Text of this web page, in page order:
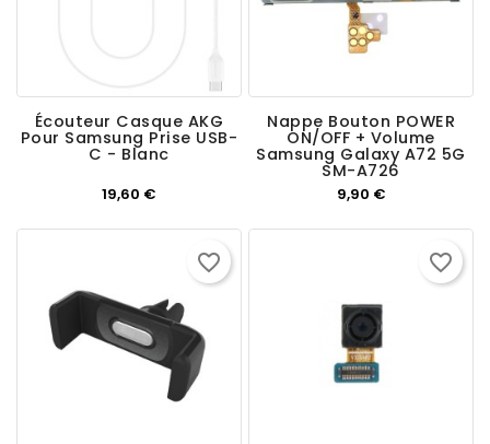
Écouteur Casque AKG
Pour Samsung Prise USB-
C - Blanc
19,60 €
Nappe Bouton POWER
ON/OFF + Volume
Samsung Galaxy A72 5G
SM-A726
9,90 €Prix
favorite_border favorite_border